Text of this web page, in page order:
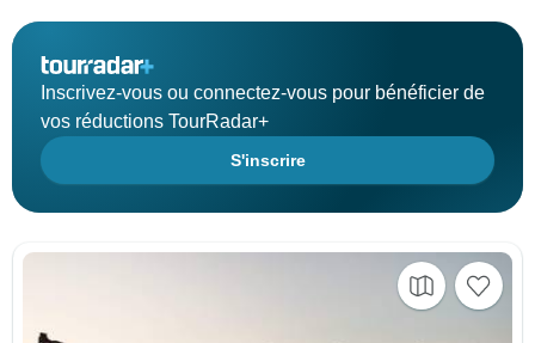
Inscrivez-vous ou connectez-vous pour bénéficier de
vos réductions TourRadar+
S'inscrire